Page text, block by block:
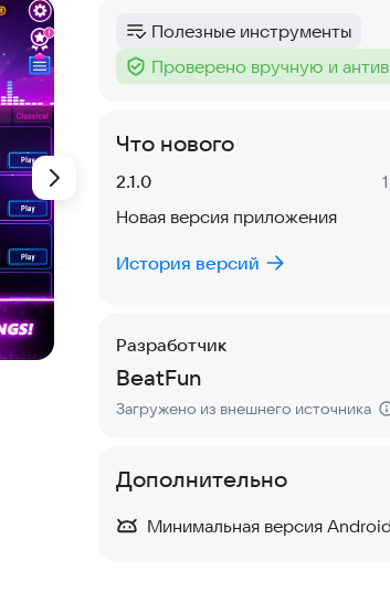
Категория:
Полезные инструменты
Тег :
Проверено вручную и
Что нового
Версия:
2.1.0
Новая версия приложения
История версий
Разработчик
BeatFun
Загружено из внешнего источника
Дополнительно
Минимальная версия